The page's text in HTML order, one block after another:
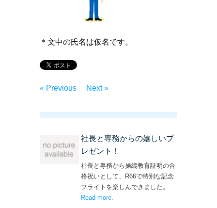
＊文中の氏名は仮名です。
« Previous Next »
社長と専務からの嬉しいプ
レゼント！
社長と専務から操縦教育証明の合
格祝いとして、R66で特別な記念
フライトを楽しんできました。
Read more